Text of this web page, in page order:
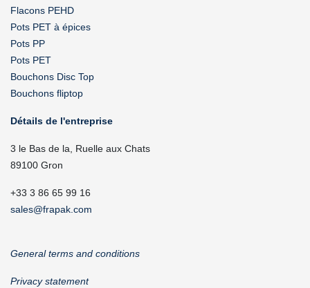
Flacons PEHD
Pots PET à épices
Pots PP
Pots PET
Bouchons Disc Top
Bouchons fliptop
Détails de l'entreprise
3 le Bas de la, Ruelle aux Chats
89100 Gron
+33 3 86 65 99 16
sales@frapak.com
General terms and conditions
Privacy statement